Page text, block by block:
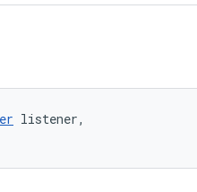
listener,